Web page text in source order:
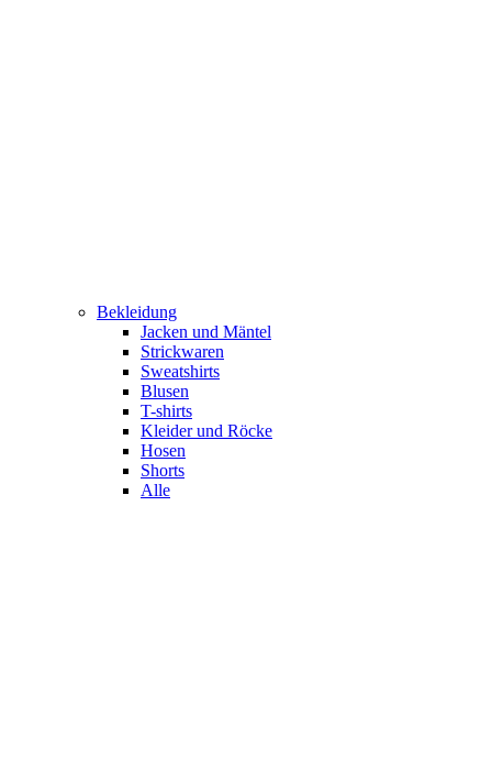
Bekleidung
Jacken und Mäntel
Strickwaren
Sweatshirts
Blusen
T-shirts
Kleider und Röcke
Hosen
Shorts
Alle